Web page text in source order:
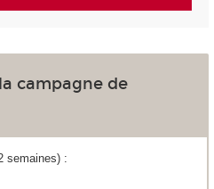
campagne de
semaines) :